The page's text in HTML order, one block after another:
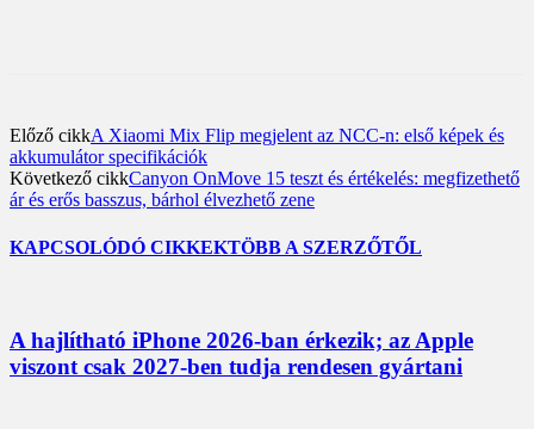
Előző cikkA Xiaomi Mix Flip megjelent az NCC-n: első képek és
akkumulátor specifikációk
Következő cikkCanyon OnMove 15 teszt és értékelés: megfizethető
ár és erős basszus, bárhol élvezhető zene
KAPCSOLÓDÓ CIKKEKTÖBB A SZERZŐTŐL
A hajlítható iPhone 2026-ban érkezik; az Apple
viszont csak 2027-ben tudja rendesen gyártani